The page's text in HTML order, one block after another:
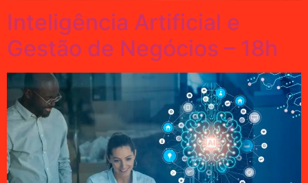
Inteligência Artificial e
Gestão de Negócios – 18h